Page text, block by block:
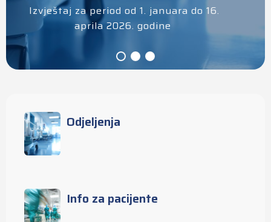
Izvještaj za period od 1. januara do 16.
aprila 2026. godine
Odjeljenja
Info za pacijente